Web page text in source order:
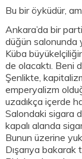
Bu bir öyküdür,
Ankara’da bir
düğün salonunda
Küba
de olacaktı. Beni
Şenlikte,
emperyalizm
uzadıkça içerde
Salondaki sigara
kapalı alanda
Bunun üzerine
Dışarıya bakarak